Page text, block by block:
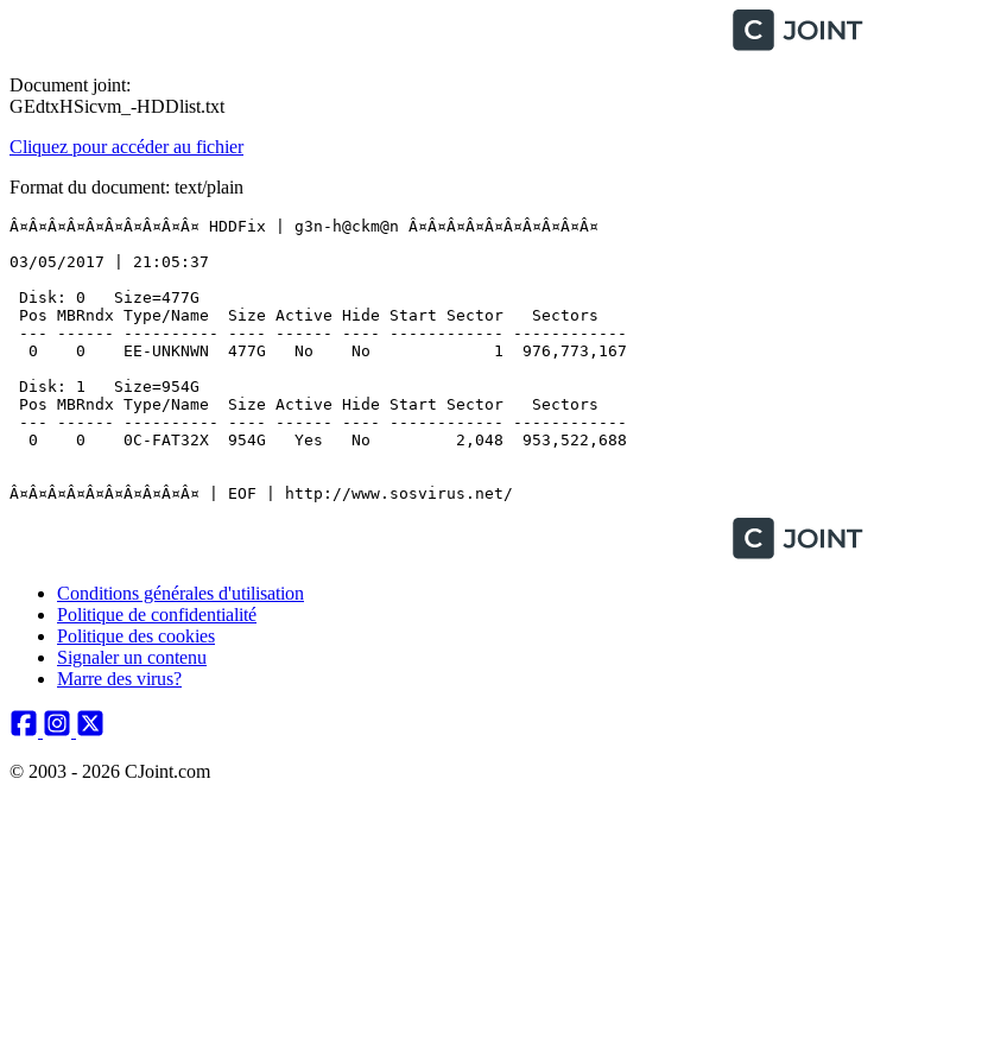
Document joint:
GEdtxHSicvm_-HDDlist.txt
Cliquez pour accéder au fichier
Format du document: text/plain
Â¤Â¤Â¤Â¤Â¤Â¤Â¤Â¤Â¤Â¤ HDDFix | g3n-h@ckm@n Â¤Â¤Â¤Â¤Â¤Â¤Â¤Â¤Â¤Â¤
03/05/2017 | 21:05:37
Disk: 0   Size=477G
Pos MBRndx Type/Name  Size Active Hide Start Sector   Sectors
--- ------ ---------- ---- ------ ---- ------------ ------------
  0    0    EE-UNKNWN  477G   No    No             1  976,773,167
Disk: 1   Size=954G
Pos MBRndx Type/Name  Size Active Hide Start Sector   Sectors
--- ------ ---------- ---- ------ ---- ------------ ------------
  0    0    0C-FAT32X  954G   Yes   No         2,048  953,522,688
Conditions générales d'utilisation
Politique de confidentialité
Politique des cookies
Signaler un contenu
Marre des virus?
© 2003 - 2026 CJoint.com